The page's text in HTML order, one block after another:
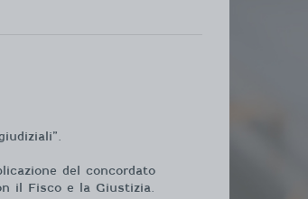
del concordato
il Fisco e la Giustizia.